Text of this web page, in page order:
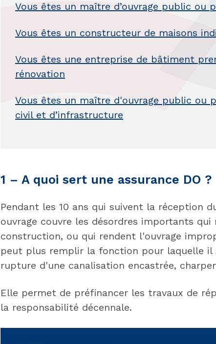
Vous êtes un maître d’ouvrage public ou
Vous êtes un constructeur de maisons
Vous êtes une entreprise de bâtiment
rénovation
Vous êtes un maître d'ouvrage public ou
civil et d’infrastructure
1 – A quoi sert une assurance DO ?
Pendant les 10 ans qui suivent la réception
ouvrage couvre les désordres importants
construction, ou qui rendent l'ouvrage
peut plus remplir la fonction pour laquelle
rupture d'une canalisation encastrée,
Elle permet de préfinancer les travaux de
la responsabilité décennale.